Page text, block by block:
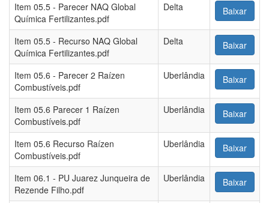
Item 05.5 - Parecer NAQ Global
Química Fertilizantes.pdf
Delta Baixar
Item 05.5 - Recurso NAQ Global
Química Fertilizantes.pdf
Delta Baixar
Item 05.6 - Parecer 2 Raízen
Combustíveis.pdf
Uberlândia Baixar
Item 05.6 Parecer 1 Raízen
Combustíveis.pdf
Uberlândia Baixar
Item 05.6 Recurso Raízen
Combustíveis.pdf
Uberlândia Baixar
Item 06.1 - PU Juarez Junqueira de
Rezende Filho.pdf
Uberlândia Baixar